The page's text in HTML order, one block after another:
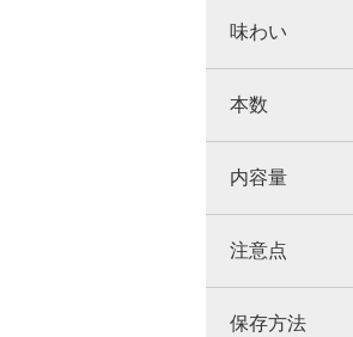
味わい
本数
内容量
注意点
保存方法